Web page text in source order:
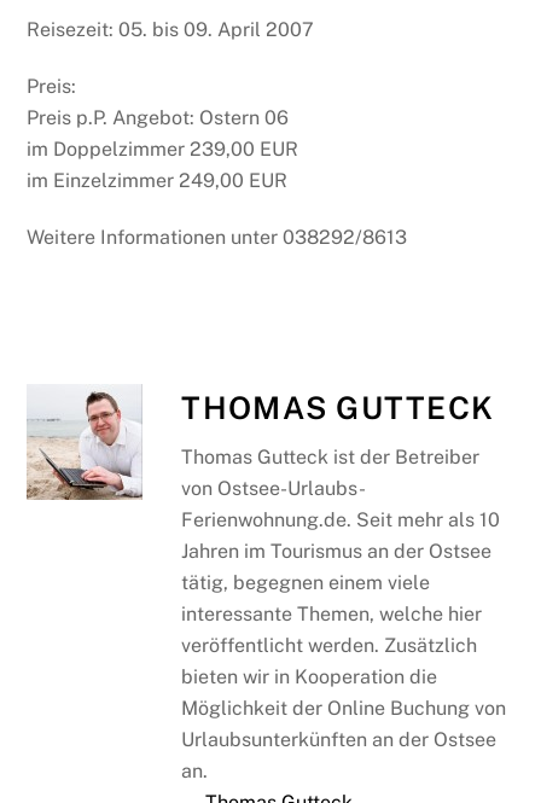
Reisezeit: 05. bis 09. April 2007
Preis:
Preis p.P. Angebot: Ostern 06
im Doppelzimmer 239,00 EUR
im Einzelzimmer 249,00 EUR
Weitere Informationen unter 038292/8613
THOMAS GUTTECK
Thomas Gutteck ist der Betreiber
von Ostsee-Urlaubs-
Ferienwohnung.de. Seit mehr als 10
Jahren im Tourismus an der Ostsee
tätig, begegnen einem viele
interessante Themen, welche hier
veröffentlicht werden. Zusätzlich
bieten wir in Kooperation die
Möglichkeit der Online Buchung von
Urlaubsunterkünften an der Ostsee
an.